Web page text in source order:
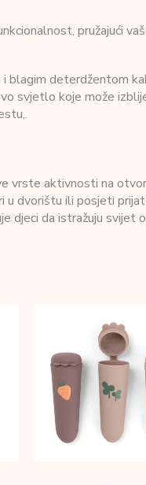
pružajući
blagim deterdžentom
svjetlo koje može
vrste aktivnosti na
dvorištu ili posjeti
djeci da istražuju svijet